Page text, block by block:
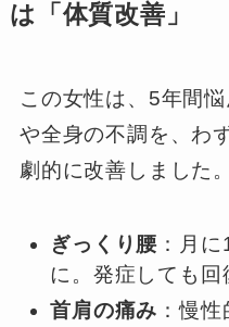
は「体質改善」
この女性は、5年間
や全身の不調を、わ
劇的に改善しました
ぎっくり腰 ：月
に。発症しても回
首肩の痛み ：慢